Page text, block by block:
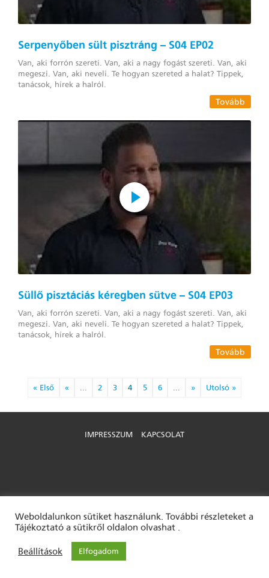
Serpenyőben sült pisztráng – S04 EP02
Van, aki forrón szereti. Van, aki a nagy fogást szereti. Van, aki
megeszi. Van, aki neveli. Te hogyan szereted a halat? Tippek,
tanácsok, hírek a halról.
Tovább
Süllő pisztáciás kéregben sütve – S04 EP03
Van, aki forrón szereti. Van, aki a nagy fogást szereti. Van, aki
megeszi. Van, aki neveli. Te hogyan szereted a halat? Tippek,
tanácsok, hírek a halról.
Tovább
« Első « ... 2 3 4 5 6 ... » Utolsó »
IMPRESSZUM KAPCSOLAT
Weboldalunkon sütiket használunk. További részleteket a
Tájékoztató a sütikről oldalon olvashat .
Beállítások Elfogadom